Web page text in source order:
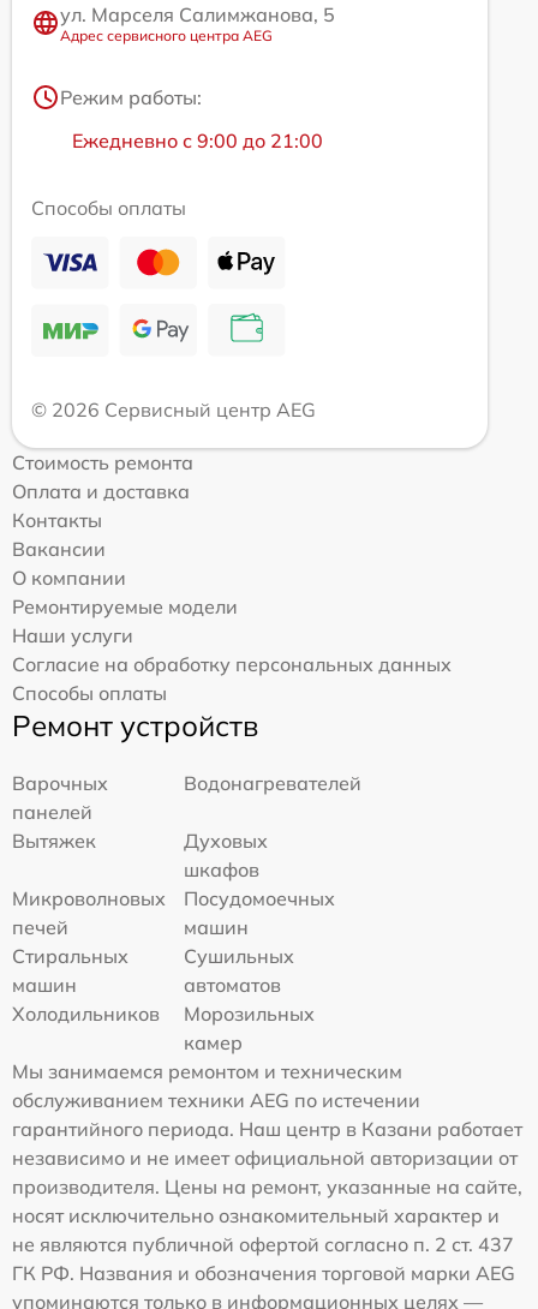
ул. Марселя Салимжанова, 5
Адрес сервисного центра AEG
Режим работы:
Ежедневно с 9:00 до 21:00
Способы оплаты
© 2026 Сервисный центр AEG
Стоимость ремонта
Оплата и доставка
Контакты
Вакансии
О компании
Ремонтируемые модели
Наши услуги
Согласие на обработку персональных данных
Способы оплаты
Ремонт устройств
Варочных
панелей
Водонагревателей
Вытяжек
Духовых
шкафов
Микроволновых
печей
Посудомоечных
машин
Стиральных
машин
Сушильных
автоматов
Холодильников
Морозильных
камер
Мы занимаемся ремонтом и техническим
обслуживанием техники AEG по истечении
гарантийного периода. Наш центр в Казани работает
независимо и не имеет официальной авторизации от
производителя. Цены на ремонт, указанные на сайте,
носят исключительно ознакомительный характер и
не являются публичной офертой согласно п. 2 ст. 437
ГК РФ. Названия и обозначения торговой марки AEG
упоминаются только в информационных целях —